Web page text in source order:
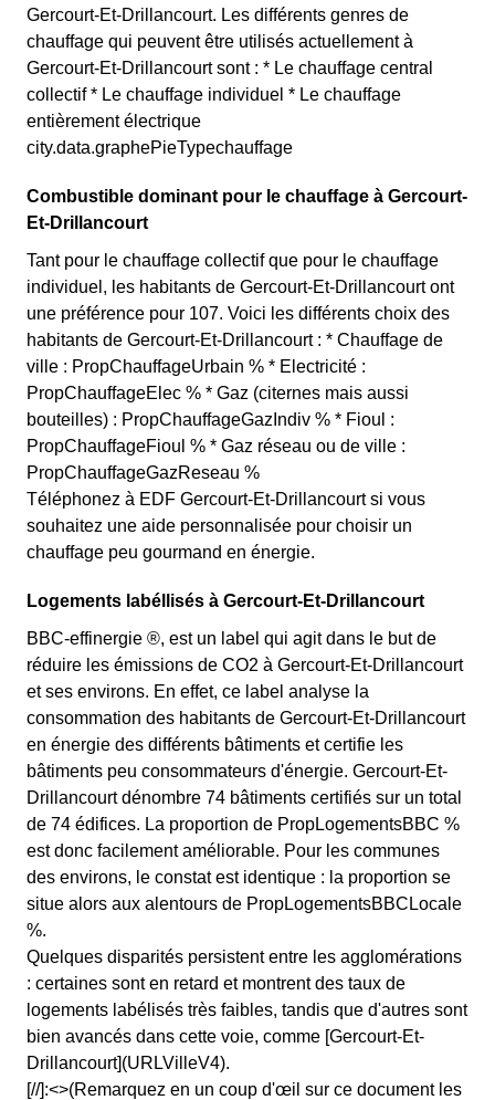
Gercourt-Et-Drillancourt. Les différents genres de
chauffage qui peuvent être utilisés actuellement à
Gercourt-Et-Drillancourt sont : * Le chauffage central
collectif * Le chauffage individuel * Le chauffage
entièrement électrique
city.data.graphePieTypechauffage
Combustible dominant pour le chauffage à Gercourt-
Et-Drillancourt
Tant pour le chauffage collectif que pour le chauffage
individuel, les habitants de Gercourt-Et-Drillancourt ont
une préférence pour 107. Voici les différents choix des
habitants de Gercourt-Et-Drillancourt : * Chauffage de
ville : PropChauffageUrbain % * Electricité :
PropChauffageElec % * Gaz (citernes mais aussi
bouteilles) : PropChauffageGazIndiv % * Fioul :
PropChauffageFioul % * Gaz réseau ou de ville :
PropChauffageGazReseau %
Téléphonez à EDF Gercourt-Et-Drillancourt si vous
souhaitez une aide personnalisée pour choisir un
chauffage peu gourmand en énergie.
Logements labéllisés à Gercourt-Et-Drillancourt
BBC-effinergie ®, est un label qui agit dans le but de
réduire les émissions de CO2 à Gercourt-Et-Drillancourt
et ses environs. En effet, ce label analyse la
consommation des habitants de Gercourt-Et-Drillancourt
en énergie des différents bâtiments et certifie les
bâtiments peu consommateurs d'énergie. Gercourt-Et-
Drillancourt dénombre 74 bâtiments certifiés sur un total
de 74 édifices. La proportion de PropLogementsBBC %
est donc facilement améliorable. Pour les communes
des environs, le constat est identique : la proportion se
situe alors aux alentours de PropLogementsBBCLocale
%.
Quelques disparités persistent entre les agglomérations
: certaines sont en retard et montrent des taux de
logements labélisés très faibles, tandis que d'autres sont
bien avancés dans cette voie, comme [Gercourt-Et-
Drillancourt](URLVilleV4).
[//]:<>(Remarquez en un coup d'œil sur ce document les